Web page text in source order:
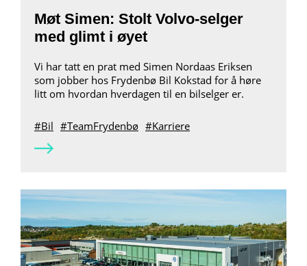
Møt Simen: Stolt Volvo-selger
med glimt i øyet
Vi har tatt en prat med Simen Nordaas Eriksen
som jobber hos Frydenbø Bil Kokstad for å høre
litt om hvordan hverdagen til en bilselger er.
Bil TeamFrydenbø Karriere